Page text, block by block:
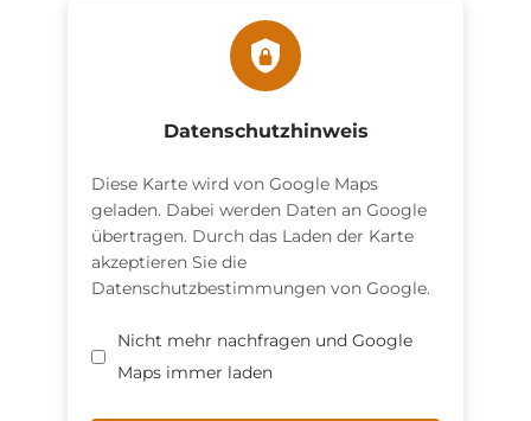
Datenschutzhinweis
Diese Karte wird von Google Maps
geladen. Dabei werden Daten an Google
übertragen. Durch das Laden der Karte
akzeptieren Sie die
Datenschutzbestimmungen von Google.
Nicht mehr nachfragen und Google
Maps immer laden